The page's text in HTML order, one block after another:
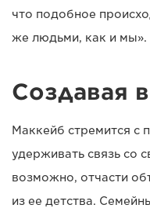
что подобное
же людьми, как и мы».
Создавая
Маккейб стремится
удерживать связь со
возможно, отчасти
из ее детства.